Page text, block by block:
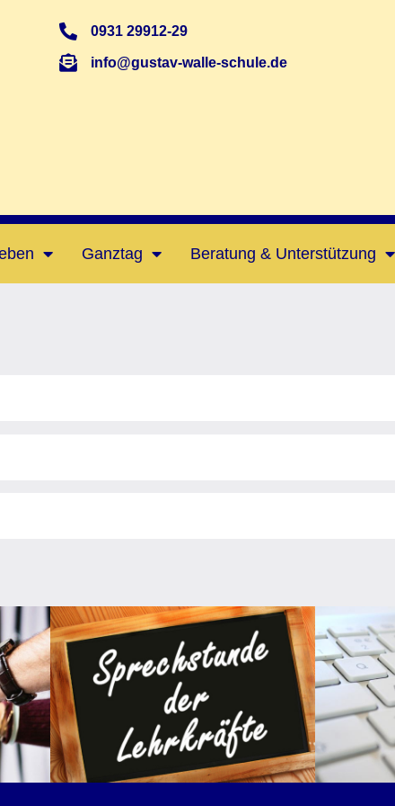
0931 29912-29
info@gustav-walle-schule.de
Ganztag Beratung & Unterstützung